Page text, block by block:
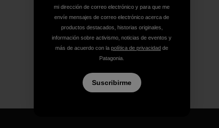
mi dirección de correo electrónico y para que me
envíe mensajes de correo electrónico acerca de
productos destacados, historias originales,
información sobre activismo, noticias de eventos y
más de acuerdo con la política de privacidad de
Patagonia.
Suscribirme